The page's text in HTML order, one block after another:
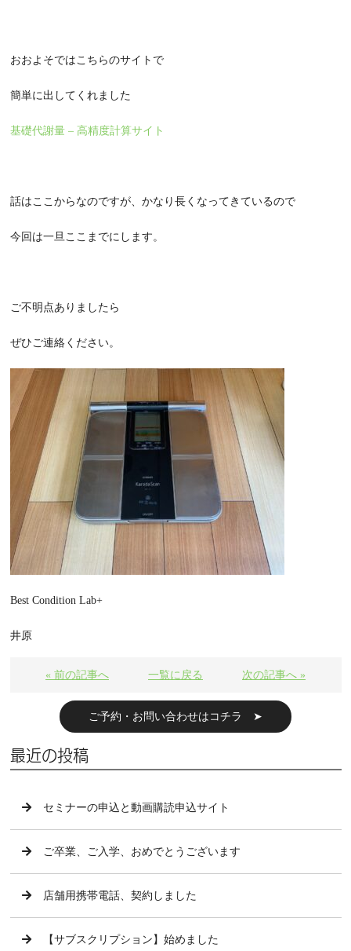
おおよそではこちらのサイトで
簡単に出してくれました
基礎代謝量 – 高精度計算サイト
話はここからなのですが、かなり長くなってきているので
今回は一旦ここまでにします。
ご不明点ありましたら
ぜひご連絡ください。
Best Condition Lab+
井原
« 前の記事へ 一覧に戻る 次の記事へ »
ご予約・お問い合わせはコチラ ➤
最近の投稿
セミナーの申込と動画購読申込サイト
ご卒業、ご入学、おめでとうございます
店舗用携帯電話、契約しました
【サブスクリプション】始めました